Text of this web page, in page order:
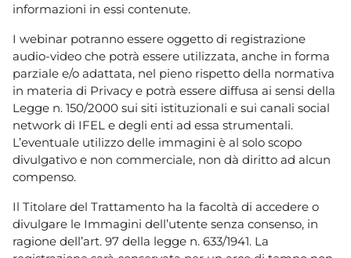
informazioni in essi contenute.
I webinar potranno essere oggetto di registrazione
audio-video che potrà essere utilizzata, anche in forma
parziale e/o adattata, nel pieno rispetto della normativa
in materia di Privacy e potrà essere diffusa ai sensi della
Legge n. 150/2000 sui siti istituzionali e sui canali social
network di IFEL e degli enti ad essa strumentali.
L’eventuale utilizzo delle immagini è al solo scopo
divulgativo e non commerciale, non dà diritto ad alcun
compenso.
Il Titolare del Trattamento ha la facoltà di accedere o
divulgare le Immagini dell’utente senza consenso, in
ragione dell’art. 97 della legge n. 633/1941. La